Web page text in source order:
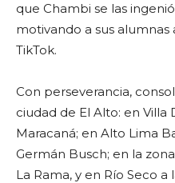
que Chambi se las
motivando a sus alumnas
TikTok.
Con perseverancia,
ciudad de El Alto: en Villa
Maracaná; en Alto Lima
Germán Busch; en la
La Rama, y en Río Seco